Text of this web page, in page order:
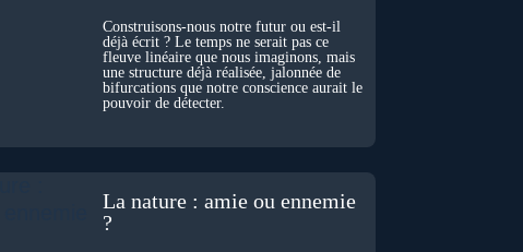
Construisons-nous notre futur ou est-il
déjà écrit ? Le temps ne serait pas ce
fleuve linéaire que nous imaginons, mais
une structure déjà réalisée, jalonnée de
bifurcations que notre conscience aurait le
pouvoir de détecter.
La nature : amie ou ennemie
?